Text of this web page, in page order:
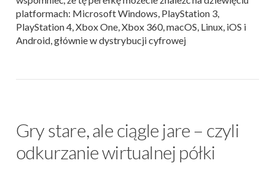
platformach: Microsoft Windows, PlayStation 3,
PlayStation 4, Xbox One, Xbox 360, macOS, Linux, iOS i
Android, głównie w dystrybucji cyfrowej
Gry stare, ale ciągle jare – czyli
odkurzanie wirtualnej półki